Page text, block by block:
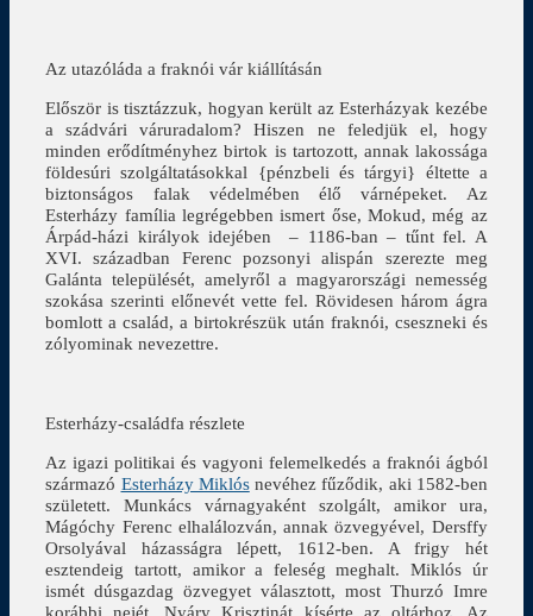
Az utazóláda a fraknói vár kiállításán
Először is tisztázzuk, hogyan került az Esterházyak kezébe
a szádvári váruradalom? Hiszen ne feledjük el, hogy
minden erődítményhez birtok is tartozott, annak lakossága
földesúri szolgáltatásokkal {pénzbeli és tárgyi} éltette a
biztonságos falak védelmében élő várnépeket. Az
Esterházy família legrégebben ismert őse, Mokud, még az
Árpád-házi királyok idejében – 1186-ban – tűnt fel. A
XVI. században Ferenc pozsonyi alispán szerezte meg
Galánta települését, amelyről a magyarországi nemesség
szokása szerinti előnevét vette fel. Rövidesen három ágra
bomlott a család, a birtokrészük után fraknói, cseszneki és
zólyominak nevezettre.
Esterházy-családfa részlete
Az igazi politikai és vagyoni felemelkedés a fraknói ágból
származó Esterházy Miklósnevéhez fűződik, aki 1582-ben
született. Munkács várnagyaként szolgált, amikor ura,
Mágóchy Ferenc elhalálozván, annak özvegyével, Dersffy
Orsolyával házasságra lépett, 1612-ben. A frigy hét
esztendeig tartott, amikor a feleség meghalt. Miklós úr
ismét dúsgazdag özvegyet választott, most Thurzó Imre